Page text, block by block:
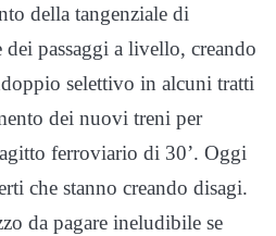
della tangenziale di
passaggi a livello, creando
selettivo in alcuni tratti
dei nuovi treni per
ferroviario di 30’. Oggi
che stanno creando disagi.
da pagare ineludibile se